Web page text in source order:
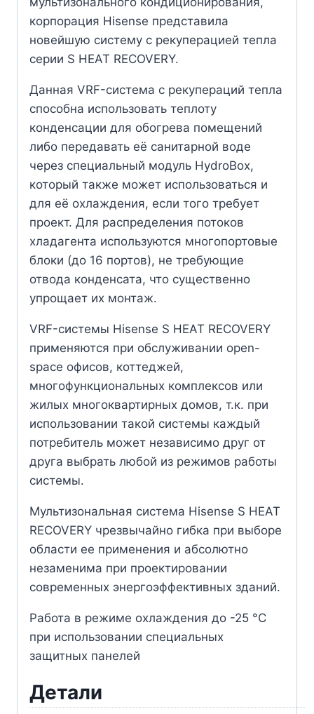
корпорация Hisense представила
новейшую систему с рекуперацией тепла
серии S HEAT RECOVERY.
Данная VRF-система с рекупераций тепла
способна использовать теплоту
конденсации для обогрева помещений
либо передавать её санитарной воде
через специальный модуль HydroBox,
который также может использоваться и
для её охлаждения, если того требует
проект. Для распределения потоков
хладагента используются многопортовые
блоки (до 16 портов), не требующие
отвода конденсата, что существенно
упрощает их монтаж.
VRF-системы Hisense S HEAT RECOVERY
применяются при обслуживании open-
space офисов, коттеджей,
многофункциональных комплексов или
жилых многоквартирных домов, т.к. при
использовании такой системы каждый
потребитель может независимо друг от
друга выбрать любой из режимов работы
системы.
Мультизональная система Hisense S HEAT
RECOVERY чрезвычайно гибка при выборе
области ее применения и абсолютно
незаменима при проектировании
современных энергоэффективных зданий.
Работа в режиме охлаждения до -25 °С
при использовании специальных
защитных панелей
Детали